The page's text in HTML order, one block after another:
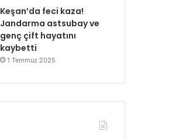
Keşan’da feci kaza!
Jandarma astsubay ve
genç çift hayatını
kaybetti
1 Temmuz 2025